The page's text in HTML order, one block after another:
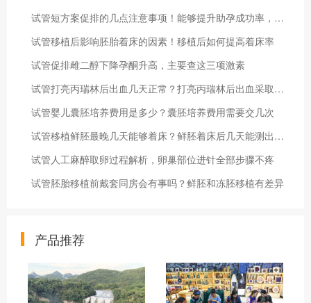
试管短方案促排的几点注意事项！能够提升助孕成功率，建议收藏
试管移植后影响胚胎着床的因素！移植后如何提高着床率
试管促排雌二醇下降孕酮升高，主要查这三项激素
试管打亮丙瑞林后出血几天正常？打亮丙瑞林后出血采取什么措施
试管婴儿囊胚培养费用是多少？囊胚培养费用需要交几次
试管移植鲜胚最晚几天能够着床？鲜胚着床后几天能测出怀孕
试管人工麻醉取卵过程解析，卵巢部位进针全部步骤不疼
试管胚胎移植前戴套同房会有事吗？鲜胚和冻胚移植有差异
产品推荐